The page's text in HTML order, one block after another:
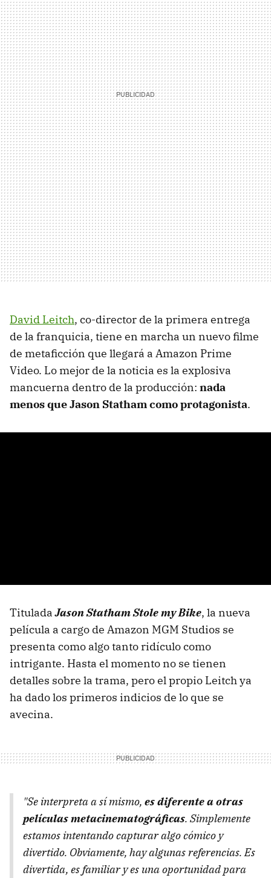
David Leitch, co-director de la primera entrega
de la franquicia, tiene en marcha un nuevo filme
de metaficción que llegará a Amazon Prime
Video. Lo mejor de la noticia es la explosiva
mancuerna dentro de la producción: nada
menos que Jason Statham como protagonista.
TituladaJason Statham Stole my Bike, la nueva
película a cargo de Amazon MGM Studios se
presenta como algo tanto ridículo como
intrigante. Hasta el momento no se tienen
detalles sobre la trama, pero el propio Leitch ya
ha dado los primeros indicios de lo que se
avecina.
"Se interpreta a sí mismo, es diferente a otras
películas metacinematográficas. Simplemente
estamos intentando capturar algo cómico y
divertido. Obviamente, hay algunas referencias. Es
divertida, es familiar y es una oportunidad para